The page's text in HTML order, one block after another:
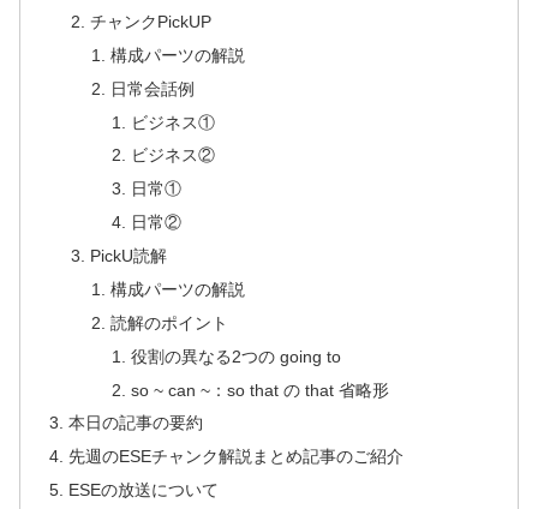
チャンクPickUP
構成パーツの解説
日常会話例
ビジネス①
ビジネス②
日常①
日常②
PickU読解
構成パーツの解説
読解のポイント
役割の異なる2つの going to
so ~ can ~：so that の that 省略形
本日の記事の要約
先週のESEチャンク解説まとめ記事のご紹介
ESEの放送について